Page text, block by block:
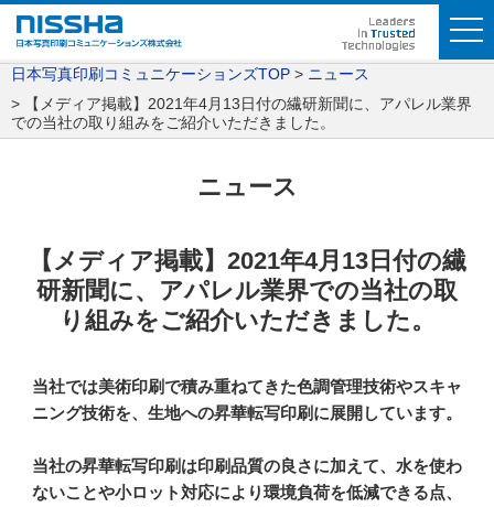
日本写真印刷コミュニケーションズTOP
ニュース
【メディア掲載】2021年4月13日付の繊研新聞に、アパレル業界
での当社の取り組みをご紹介いただきました。
ニュース
【メディア掲載】2021年4月13日付の繊
研新聞に、アパレル業界での当社の取
り組みをご紹介いただきました。
当社では美術印刷で積み重ねてきた色調管理技術やスキャ
ニング技術を、生地への昇華転写印刷に展開しています。
当社の昇華転写印刷は印刷品質の良さに加えて、水を使わ
ないことや小ロット対応により環境負荷を低減できる点、